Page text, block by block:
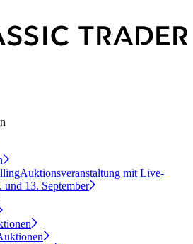
Auktionsveranstaltung mit Live-
13. September